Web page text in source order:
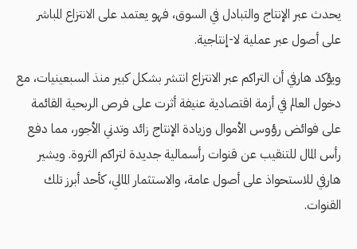
يحدث عبر الإنتاج والتبادل في السوق، فهو يعتمد على الانتزاع المباشر
على أصول عبر عملية لا-إنتاجية.
ويؤكد هارفي أن التراكم عبر الانتزاع انتشر بشكل كبير منذ السبعينيات، مع
دخول العالم في أزمة اقتصادية عنيفة أثرت على فرص الربحية القائمة
على فوائض رؤوس الأموال وزيادة الإنتاج زائد وتدني الأجور، مما دفع
رأس المال للتنقيب عن قنوات رأسمالية جديدة لتراكم الثروة. ويشير
هارفي للاستحواذ على أصول عامة، والاستثمار المالي، كأحد أبرز تلك
القنوات.